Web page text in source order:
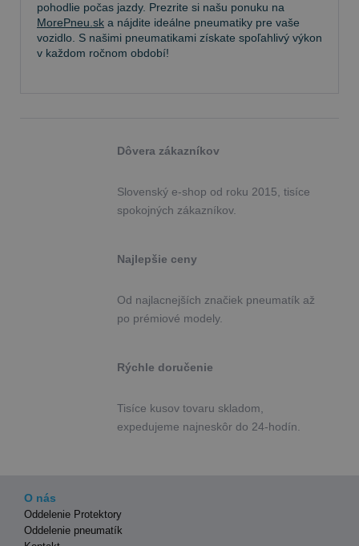
pohodlie počas jazdy. Prezrite si našu ponuku na
MorePneu.sk a nájdite ideálne pneumatiky pre vaše
vozidlo. S našimi pneumatikami získate spoľahlivý výkon
v každom ročnom období!
Dôvera zákazníkov
Slovenský e-shop od roku 2015, tisíce
spokojných zákazníkov.
Najlepšie ceny
Od najlacnejších značiek pneumatík až
po prémiové modely.
Rýchle doručenie
Tisíce kusov tovaru skladom,
expedujeme najneskôr do 24-hodín.
O nás
Oddelenie Protektory
Oddelenie pneumatík